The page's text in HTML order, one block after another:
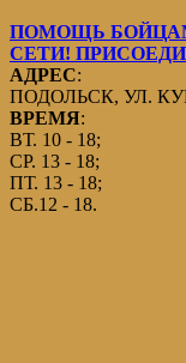
ПОМОЩЬ
СЕТИ!
АДРЕС:
ПОДОЛЬСК, УЛ.
ВРЕМЯ:
ВТ. 10 - 18;
СР. 13 - 18;
ПТ. 13 - 18;
СБ.12 - 18.